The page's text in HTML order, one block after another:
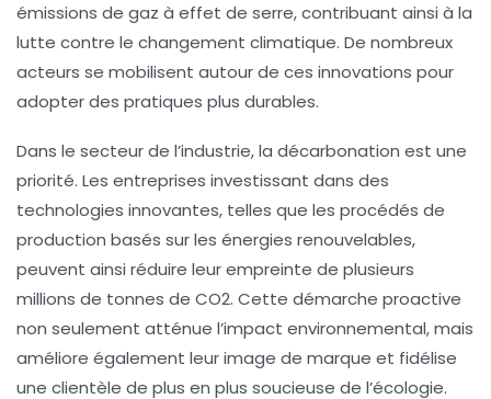
émissions de gaz à effet de serre, contribuant ainsi à la
lutte contre le changement climatique. De nombreux
acteurs se mobilisent autour de ces innovations pour
adopter des pratiques plus durables.
Dans le secteur de l’industrie, la décarbonation est une
priorité. Les entreprises investissant dans des
technologies innovantes, telles que les procédés de
production basés sur les énergies renouvelables,
peuvent ainsi réduire leur empreinte de plusieurs
millions de tonnes de CO2. Cette démarche proactive
non seulement atténue l’impact environnemental, mais
améliore également leur image de marque et fidélise
une clientèle de plus en plus soucieuse de l’écologie.